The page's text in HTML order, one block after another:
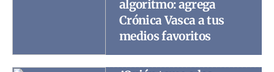
algoritmo: agrega
Crónica Vasca a tus
medios favoritos